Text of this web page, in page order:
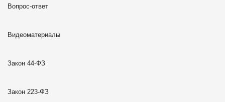
Вопрос-ответ
Видеоматериалы
Закон 44-ФЗ
Закон 223-ФЗ